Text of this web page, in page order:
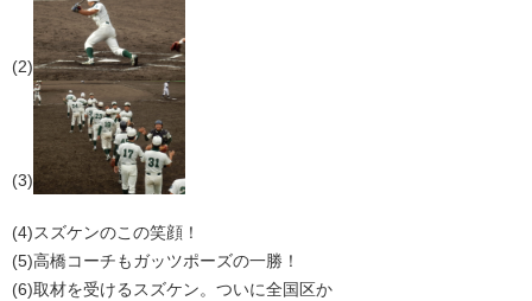
(2)
(3)
(4)スズケンのこの笑顔！
(5)高橋コーチもガッツポーズの一勝！
(6)取材を受けるスズケン。ついに全国区か